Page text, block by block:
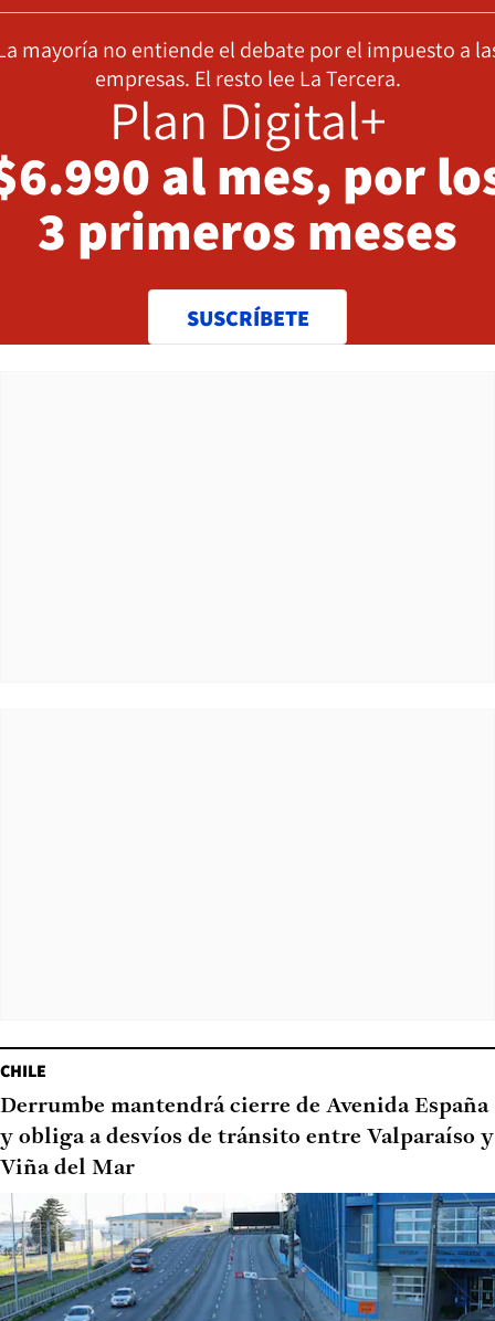
mayoría no entiende el debate por el impuesto a
empresas. El resto lee La Tercera.
Plan Digital+
al mes, por
3 primeros meses
SUSCRÍBETE
CHILE
Derrumbe mantendrá cierre de Avenida España
y obliga a desvíos de tránsito entre Valparaíso y
Viña del Mar